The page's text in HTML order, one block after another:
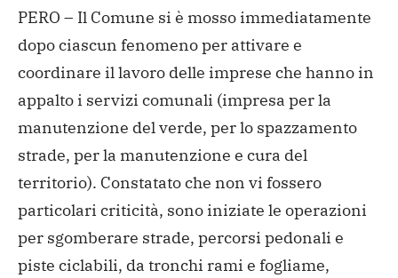
PERO – Il Comune si è mosso immediatamente
dopo ciascun fenomeno per attivare e
coordinare il lavoro delle imprese che hanno in
appalto i servizi comunali (impresa per la
manutenzione del verde, per lo spazzamento
strade, per la manutenzione e cura del
territorio). Constatato che non vi fossero
particolari criticità, sono iniziate le operazioni
per sgomberare strade, percorsi pedonali e
piste ciclabili, da tronchi rami e fogliame,